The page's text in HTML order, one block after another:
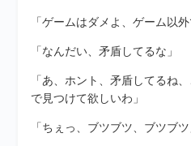
「ゲームはダメよ、ゲーム以
「なんだい、矛盾してるな」
「あ、ホント、矛盾してるね
で見つけて欲しいわ」
「ちぇっ、ブツブツ、ブツブツ